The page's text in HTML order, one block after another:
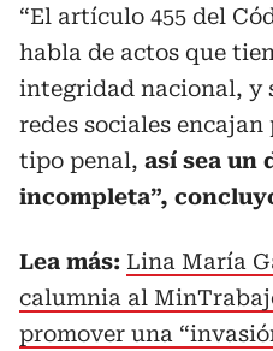
“El artículo 455 del
habla de actos que
integridad nacional, y
redes sociales
tipo penal, así sea un
incompleta”,
Lea más: Lina María
calumnia al
promover una